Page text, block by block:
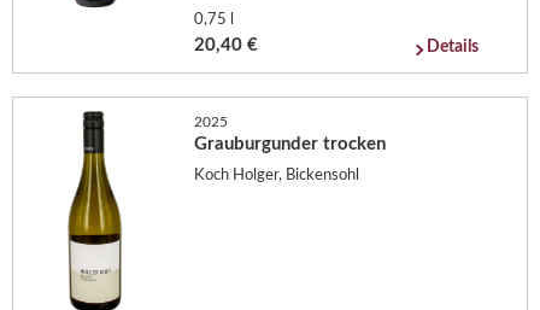
0,75 l
20,40 € Details
2025
Grauburgunder trocken
Koch Holger, Bickensohl